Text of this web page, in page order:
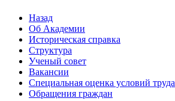
Назад
Об Академии
Историческая справка
Структура
Ученый совет
Вакансии
Специальная оценка условий труда
Обращения граждан